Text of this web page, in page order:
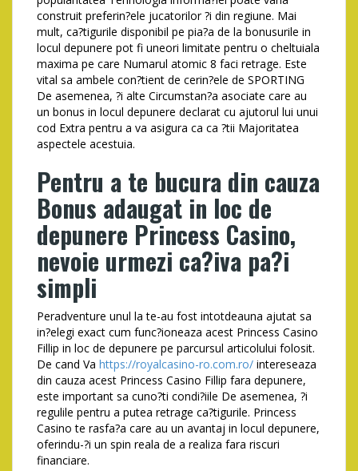
construit preferin?ele jucatorilor ?i din regiune. Mai
mult, ca?tigurile disponibil pe pia?a de la bonusurile in
locul depunere pot fi uneori limitate pentru o cheltuiala
maxima pe care Numarul atomic 8 faci retrage. Este
vital sa ambele con?tient de cerin?ele de SPORTING
De asemenea, ?i alte Circumstan?a asociate care au
un bonus in locul depunere declarat cu ajutorul lui unui
cod Extra pentru a va asigura ca ca ?tii Majoritatea
aspectele acestuia.
Pentru a te bucura din cauza
Bonus adaugat in loc de
depunere Princess Casino,
nevoie urmezi ca?iva pa?i
simpli
Peradventure unul la te-au fost intotdeauna ajutat sa
in?elegi exact cum func?ioneaza acest Princess Casino
Fillip in loc de depunere pe parcursul articolului folosit.
De cand Va https://royalcasino-ro.com.ro/ intereseaza
din cauza acest Princess Casino Fillip fara depunere,
este important sa cuno?ti condi?iile De asemenea, ?i
regulile pentru a putea retrage ca?tigurile. Princess
Casino te rasfa?a care au un avantaj in locul depunere,
oferindu-?i un spin reala de a realiza fara riscuri
financiare.